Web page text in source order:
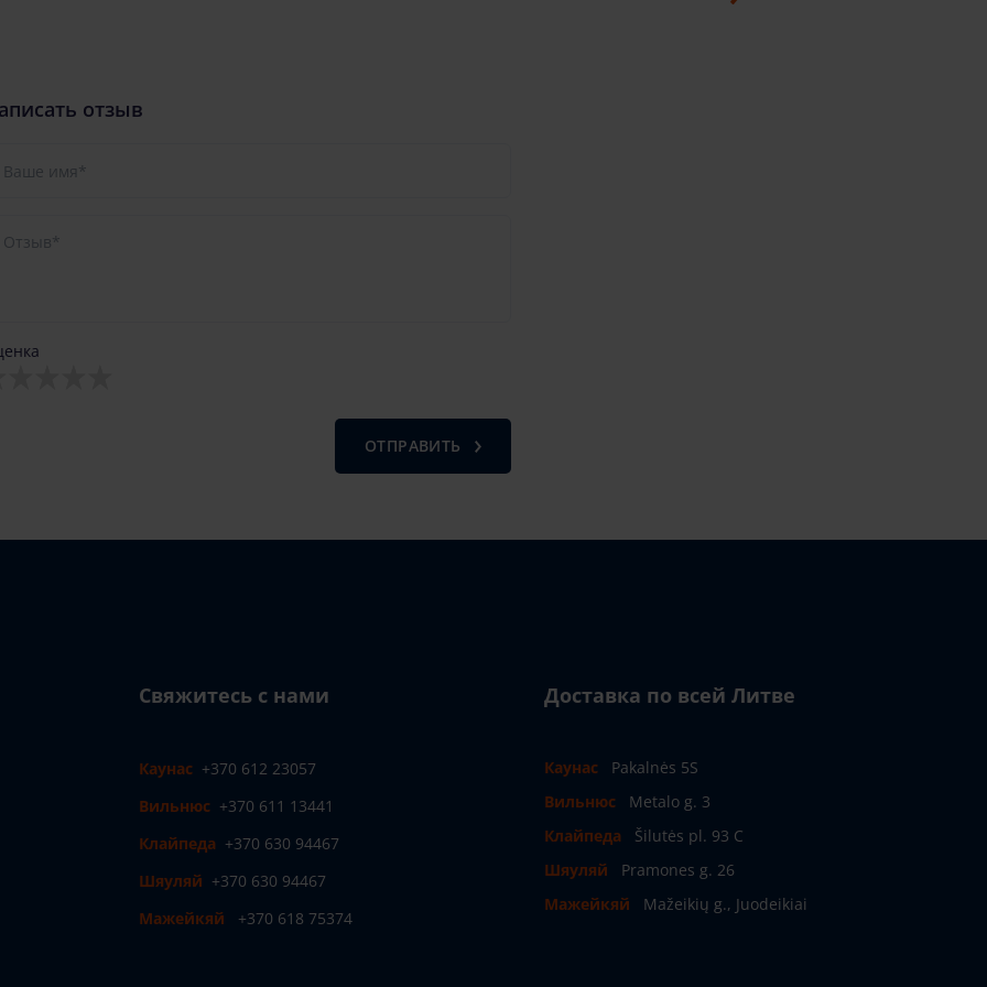
отзыв
ОТПРАВИТЬ
Свяжитесь с нами
Каунас +370 612 23057
Вильнюс +370 611 13441
Клайпеда +370 630 94467
Шяуляй +370 630 94467
Мажейкяй
+370 618 75374
Доставка по всей Литве
Каунас
Pakalnės 5S
Вильнюс
Metalo g. 3
Клайпеда
Šilutės pl. 93 C
Шяуляй
Pramones g. 26
Мажейкяй
Mažeikių g., Juodeikiai